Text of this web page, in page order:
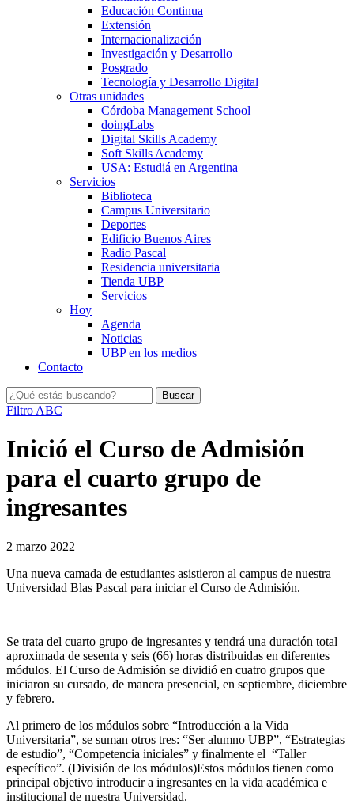
Educación Continua
Extensión
Internacionalización
Investigación y Desarrollo
Posgrado
Tecnología y Desarrollo Digital
Otras unidades
Córdoba Management School
doingLabs
Digital Skills Academy
Soft Skills Academy
USA: Estudiá en Argentina
Servicios
Biblioteca
Campus Universitario
Deportes
Edificio Buenos Aires
Radio Pascal
Residencia universitaria
Tienda UBP
Servicios
Hoy
Agenda
Noticias
UBP en los medios
Contacto
Filtro ABC
Inició el Curso de Admisión
para el cuarto grupo de
ingresantes
2 marzo 2022
Una nueva camada de estudiantes asistieron al campus de nuestra
Universidad Blas Pascal para iniciar el Curso de Admisión.
Se trata del cuarto grupo de ingresantes y tendrá una duración total
aproximada de sesenta y seis (66) horas distribuidas en diferentes
módulos. El Curso de Admisión se dividió en cuatro grupos que
iniciaron su cursado, de manera presencial, en septiembre, diciembre
y febrero.
Al primero de los módulos sobre “Introducción a la Vida
Universitaria”, se suman otros tres: “Ser alumno UBP”, “Estrategias
de estudio”, “Competencia iniciales” y finalmente el “Taller
específico”. (División de los módulos)Estos módulos tienen como
principal objetivo introducir a ingresantes en la vida académica e
institucional de nuestra Universidad.